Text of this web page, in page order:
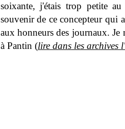
soixante, j'étais trop petite
souvenir de ce concepteur qui
aux honneurs des journaux. Je
à Pantin (lire dans les archives